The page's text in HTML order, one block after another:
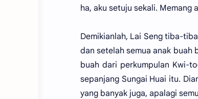
ha, aku setuju sekali. Memang
Demikianlah, Lai Seng tiba-
dan setelah semua anak buah
buah dari perkumpulan Kwi-
sepanjang Sungai Huai itu.
yang banyak juga, apalagi